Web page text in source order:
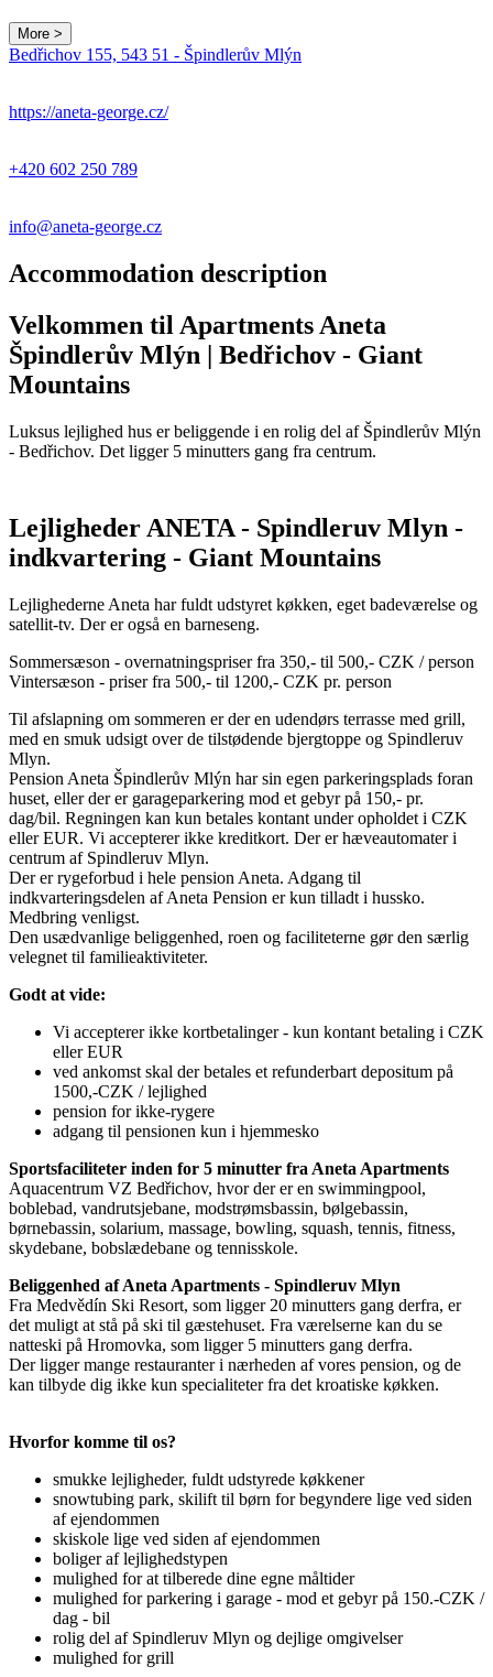
More >
Bedřichov 155, 543 51 - Špindlerův Mlýn
https://aneta-george.cz/
+420 602 250 789
info@aneta-george.cz
Accommodation description
Velkommen til Apartments Aneta
Špindlerův Mlýn | Bedřichov - Giant
Mountains
Luksus lejlighed hus er beliggende i en rolig del af Špindlerův Mlýn
- Bedřichov. Det ligger 5 minutters gang fra centrum.
Lejligheder ANETA - Spindleruv Mlyn -
indkvartering - Giant Mountains
Lejlighederne Aneta har fuldt udstyret køkken, eget badeværelse og
satellit-tv. Der er også en barneseng.
Sommersæson - overnatningspriser fra 350,- til 500,- CZK / person
Vintersæson - priser fra 500,- til 1200,- CZK pr. person
Til afslapning om sommeren er der en udendørs terrasse med grill,
med en smuk udsigt over de tilstødende bjergtoppe og Spindleruv
Mlyn.
Pension Aneta Špindlerův Mlýn har sin egen parkeringsplads foran
huset, eller der er garageparkering mod et gebyr på 150,- pr.
dag/bil. Regningen kan kun betales kontant under opholdet i CZK
eller EUR. Vi accepterer ikke kreditkort. Der er hæveautomater i
centrum af Spindleruv Mlyn.
Der er rygeforbud i hele pension Aneta. Adgang til
indkvarteringsdelen af Aneta Pension er kun tilladt i hussko.
Medbring venligst.
Den usædvanlige beliggenhed, roen og faciliteterne gør den særlig
velegnet til familieaktiviteter.
Godt at vide:
Vi accepterer ikke kortbetalinger - kun kontant betaling i CZK
eller EUR
ved ankomst skal der betales et refunderbart depositum på
1500,-CZK / lejlighed
pension for ikke-rygere
adgang til pensionen kun i hjemmesko
Sportsfaciliteter inden for 5 minutter fra Aneta Apartments
Aquacentrum VZ Bedřichov, hvor der er en swimmingpool,
boblebad, vandrutsjebane, modstrømsbassin, bølgebassin,
børnebassin, solarium, massage, bowling, squash, tennis, fitness,
skydebane, bobslædebane og tennisskole.
Beliggenhed af Aneta Apartments - Spindleruv Mlyn
Fra Medvědín Ski Resort, som ligger 20 minutters gang derfra, er
det muligt at stå på ski til gæstehuset. Fra værelserne kan du se
natteski på Hromovka, som ligger 5 minutters gang derfra.
Der ligger mange restauranter i nærheden af vores pension, og de
kan tilbyde dig ikke kun specialiteter fra det kroatiske køkken.
Hvorfor komme til os?
smukke lejligheder, fuldt udstyrede køkkener
snowtubing park, skilift til børn for begyndere lige ved siden
af ejendommen
skiskole lige ved siden af ejendommen
boliger af lejlighedstypen
mulighed for at tilberede dine egne måltider
mulighed for parkering i garage - mod et gebyr på 150.-CZK /
dag - bil
rolig del af Spindleruv Mlyn og dejlige omgivelser
mulighed for grill